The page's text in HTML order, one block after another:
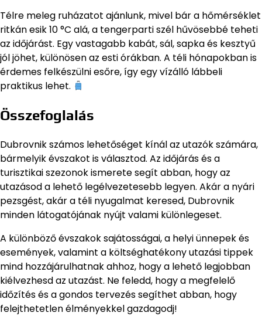
Télre meleg ruházatot ajánlunk, mivel bár a hőmérséklet
ritkán esik 10 °C alá, a tengerparti szél hűvösebbé teheti
az időjárást. Egy vastagabb kabát, sál, sapka és kesztyű
jól jöhet, különösen az esti órákban. A téli hónapokban is
érdemes felkészülni esőre, így egy vízálló lábbeli
praktikus lehet.
Összefoglalás
Dubrovnik számos lehetőséget kínál az utazók számára,
bármelyik évszakot is választod. Az időjárás és a
turisztikai szezonok ismerete segít abban, hogy az
utazásod a lehető legélvezetesebb legyen. Akár a nyári
pezsgést, akár a téli nyugalmat keresed, Dubrovnik
minden látogatójának nyújt valami különlegeset.
A különböző évszakok sajátosságai, a helyi ünnepek és
események, valamint a költséghatékony utazási tippek
mind hozzájárulhatnak ahhoz, hogy a lehető legjobban
kiélvezhesd az utazást. Ne feledd, hogy a megfelelő
időzítés és a gondos tervezés segíthet abban, hogy
felejthetetlen élményekkel gazdagodj!